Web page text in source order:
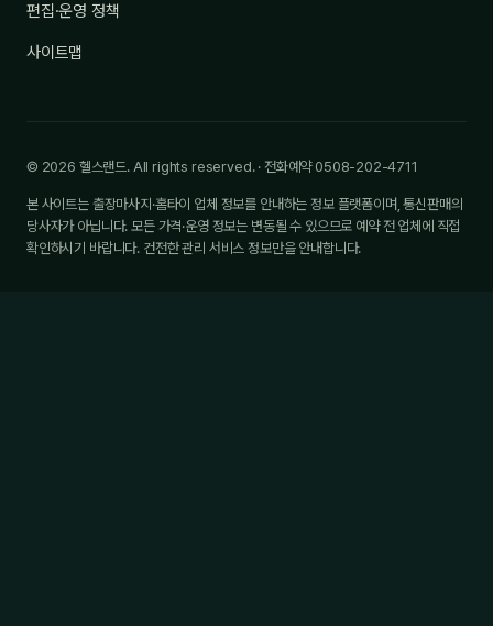
편집·운영 정책
사이트맵
© 2026 헬스랜드. All rights reserved. · 전화예약 0508-202-4711
본 사이트는 출장마사지·홈타이 업체 정보를 안내하는 정보 플랫폼이며, 통신판매의
당사자가 아닙니다. 모든 가격·운영 정보는 변동될 수 있으므로 예약 전 업체에 직접
확인하시기 바랍니다. 건전한 관리 서비스 정보만을 안내합니다.